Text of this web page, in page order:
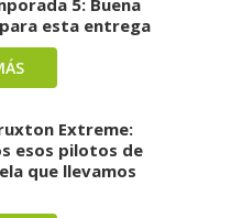
esta entrega
Extreme:
esos pilotos de
que llevamos